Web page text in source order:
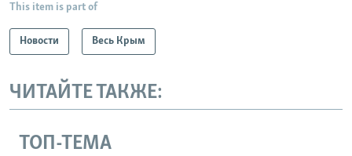
This item is part of
Новости Весь Крым
ЧИТАЙТЕ ТАКЖЕ:
ТОП-ТЕМА